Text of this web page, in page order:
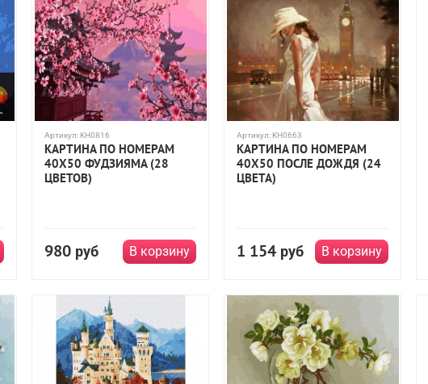
Артикул: KH0816
КАРТИНА ПО НОМЕРАМ
40Х50 ФУДЗИЯМА (28
ЦВЕТОВ)
980 руб В корзину
Артикул: KH0663
КАРТИНА ПО НОМЕРАМ
40Х50 ПОСЛЕ ДОЖДЯ (24
ЦВЕТА)
1 154 руб В корзину